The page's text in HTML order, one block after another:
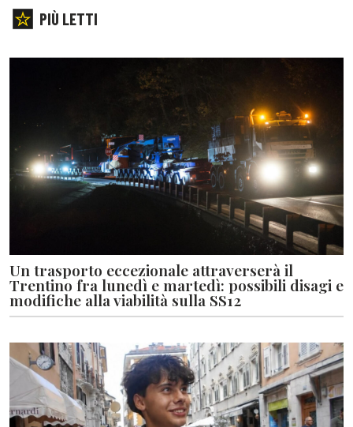
PIÙ LETTI
Un trasporto eccezionale attraverserà il
Trentino fra lunedì e martedì: possibili disagi e
modifiche alla viabilità sulla SS12